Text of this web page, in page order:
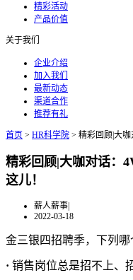
精彩活动
产品价值
关于我们
企业介绍
加入我们
最新动态
渠道合作
推荐有礼
首页 > HR科学院 > 精彩回顾|大咖
精彩回顾|大咖对话：
这儿！
薪人薪事|
2022-03-18
金三银四招聘季，下列哪
· 销售岗位总是招不上、